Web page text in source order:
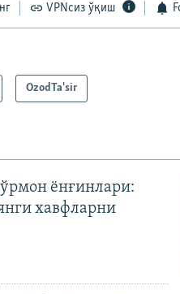
VPNсиз ўқиш
OzodTa'sir
ёнғинлари:
хавфларни